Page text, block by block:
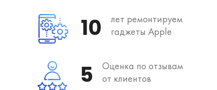
10
лет ремонтируем
гаджеты Apple
5
Оценка по отзывам
от клиентов